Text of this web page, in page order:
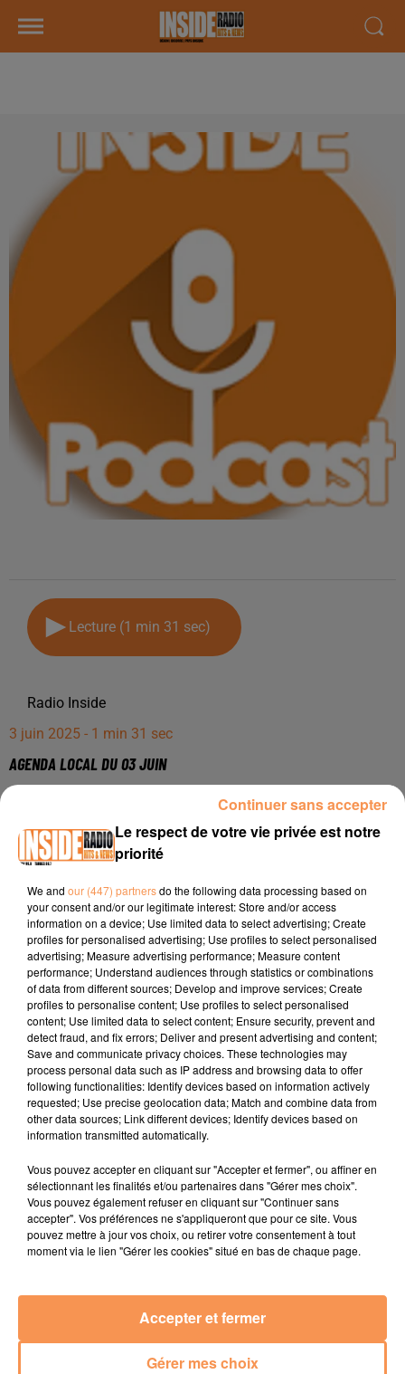
Lecture (1 min 31 sec)
Radio Inside
3 juin 2025 - 1 min 31 sec
AGENDA LOCAL DU 03 JUIN
www.tarbes.fr
dimanche 15 juinwww.pau.fr
00:57 BIARRITZ / Retour des Casetas dès demain jusqu'au
lundi 09 juinwww.biarritz.fr
TITRES DIFFUSÉS
13h53
13h53 13h50
13h50 13h47
13h47
Le respect de votre vie privée est notre
priorité
We and our (447) partnersdo the following data processing based on
your consent and/or our legitimate interest: Store and/or access
information on a device; Use limited data to select advertising; Create
profiles for personalised advertising; Use profiles to select personalised
advertising; Measure advertising performance; Measure content
performance; Understand audiences through statistics or combinations
of data from different sources; Develop and improve services; Create
profiles to personalise content; Use profiles to select personalised
content; Use limited data to select content; Ensure security, prevent and
detect fraud, and fix errors; Deliver and present advertising and content;
Save and communicate privacy choices. These technologies may
process personal data such as IP address and browsing data to offer
following functionalities: Identify devices based on information actively
requested; Use precise geolocation data; Match and combine data from
other data sources; Link different devices; Identify devices based on
information transmitted automatically.
Vous pouvez accepter en cliquant sur "Accepter et fermer", ou affiner en
sélectionnant les finalités et/ou partenaires dans "Gérer mes choix".
Vous pouvez également refuser en cliquant sur "Continuer sans
accepter". Vos préférences ne s'appliqueront que pour ce site. Vous
pouvez mettre à jour vos choix, ou retirer votre consentement à tout
moment via le lien "Gérer les cookies" situé en bas de chaque page.
Gérer mes choix
Accepter et fermer
Continuer sans accepter